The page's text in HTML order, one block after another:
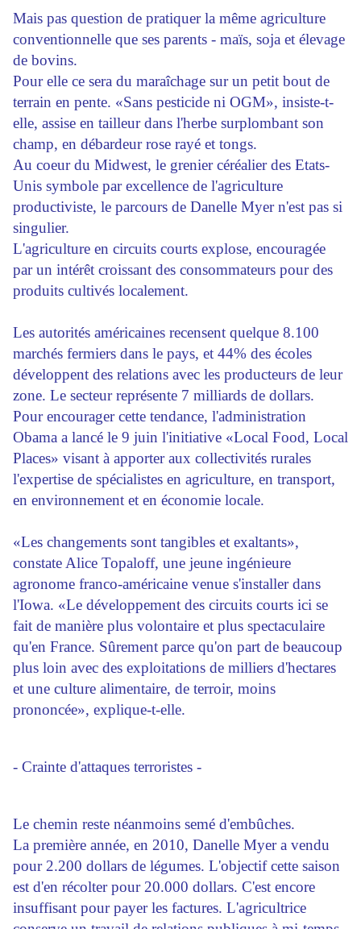
Mais pas question de pratiquer la même agriculture
conventionnelle que ses parents - maïs, soja et élevage
de bovins.
Pour elle ce sera du maraîchage sur un petit bout de
terrain en pente. «Sans pesticide ni OGM», insiste-t-
elle, assise en tailleur dans l'herbe surplombant son
champ, en débardeur rose rayé et tongs.
Au coeur du Midwest, le grenier céréalier des Etats-
Unis symbole par excellence de l'agriculture
productiviste, le parcours de Danelle Myer n'est pas si
singulier.
L'agriculture en circuits courts explose, encouragée
par un intérêt croissant des consommateurs pour des
produits cultivés localement.
Les autorités américaines recensent quelque 8.100
marchés fermiers dans le pays, et 44% des écoles
développent des relations avec les producteurs de leur
zone. Le secteur représente 7 milliards de dollars.
Pour encourager cette tendance, l'administration
Obama a lancé le 9 juin l'initiative «Local Food, Local
Places» visant à apporter aux collectivités rurales
l'expertise de spécialistes en agriculture, en transport,
en environnement et en économie locale.
«Les changements sont tangibles et exaltants»,
constate Alice Topaloff, une jeune ingénieure
agronome franco-américaine venue s'installer dans
l'Iowa. «Le développement des circuits courts ici se
fait de manière plus volontaire et plus spectaculaire
qu'en France. Sûrement parce qu'on part de beaucoup
plus loin avec des exploitations de milliers d'hectares
et une culture alimentaire, de terroir, moins
prononcée», explique-t-elle.
- Crainte d'attaques terroristes -
Le chemin reste néanmoins semé d'embûches.
La première année, en 2010, Danelle Myer a vendu
pour 2.200 dollars de légumes. L'objectif cette saison
est d'en récolter pour 20.000 dollars. C'est encore
insuffisant pour payer les factures. L'agricultrice